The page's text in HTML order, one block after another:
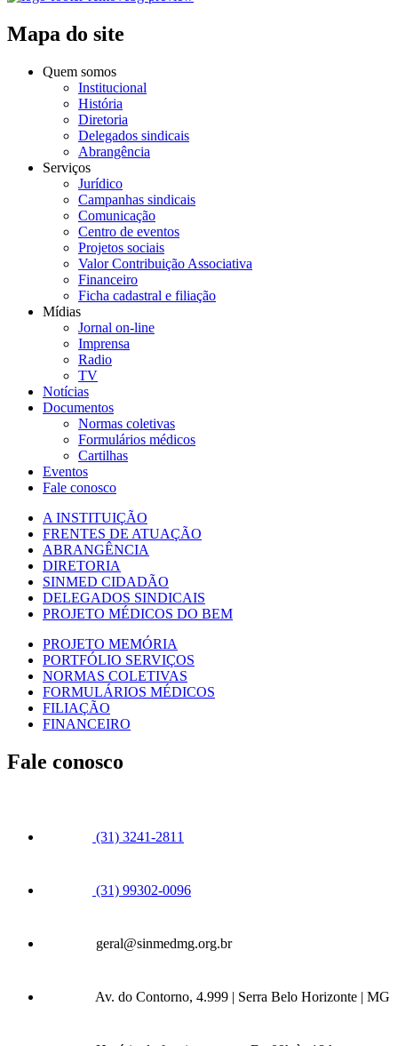
Mapa do site
Quem somos
Institucional
História
Diretoria
Delegados sindicais
Abrangência
Serviços
Jurídico
Campanhas sindicais
Comunicação
Centro de eventos
Projetos sociais
Valor Contribuição Associativa
Financeiro
Ficha cadastral e filiação
Mídias
Jornal on-line
Imprensa
Radio
TV
Notícias
Documentos
Normas coletivas
Formulários médicos
Cartilhas
Eventos
Fale conosco
A INSTITUIÇÃO
FRENTES DE ATUAÇÃO
ABRANGÊNCIA
DIRETORIA
SINMED CIDADÃO
DELEGADOS SINDICAIS
PROJETO MÉDICOS DO BEM
PROJETO MEMÓRIA
PORTFÓLIO SERVIÇOS
NORMAS COLETIVAS
FORMULÁRIOS MÉDICOS
FILIAÇÃO
FINANCEIRO
Fale conosco
(31) 3241-2811
(31) 99302-0096
geral@sinmedmg.org.br
Av. do Contorno, 4.999 | Serra Belo Horizonte | MG